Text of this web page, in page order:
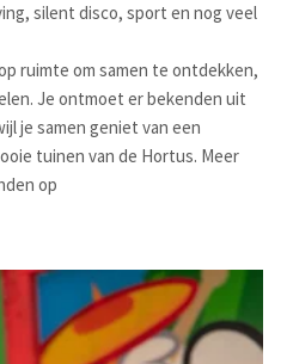
silent disco, sport en nog veel
ruimte om samen te ontdekken,
Je ontmoet er bekenden uit
je samen geniet van een
tuinen van de Hortus. Meer
op